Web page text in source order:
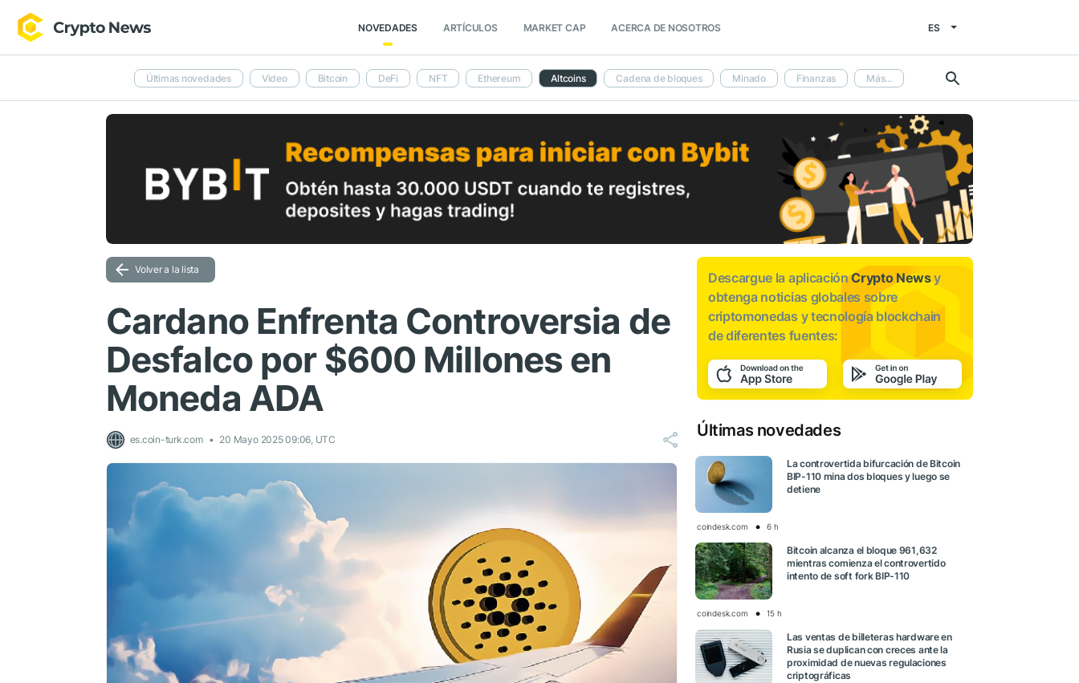
NOVEDADES ARTÍCULOS MARKET CAP ACERCA DE NOSOTROS ES
Últimas novedades Video Bitcoin DeFi NFT Ethereum Altcoins Cadena de bloques Minado Finanzas Más...
Volver a la lista
Cardano Enfrenta Controversia de
Desfalco por $600 Millones en
Moneda ADA
es.coin-turk.com 20 Mayo 2025 09:06, UTC
Descargue la aplicaciónCrypto Newsy
obtenga noticias globales sobre
criptomonedas y tecnología blockchain
de diferentes fuentes:
Últimas novedades
La controvertida bifurcación de Bitcoin
BIP-110 mina dos bloques y luego se
detiene
coindesk.com 6 h
Bitcoin alcanza el bloque 961,632
mientras comienza el controvertido
intento de soft fork BIP-110
coindesk.com 15 h
Las ventas de billeteras hardware en
Rusia se duplican con creces ante la
proximidad de nuevas regulaciones
criptográficas